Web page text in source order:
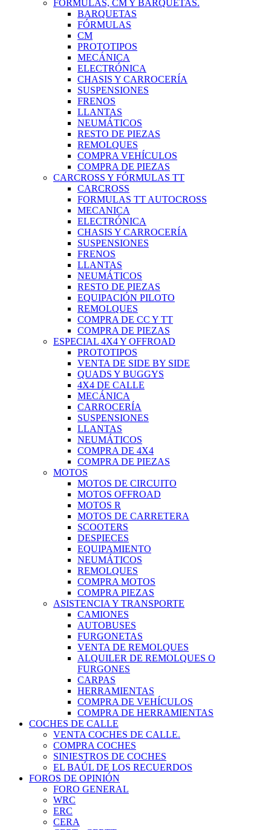
FÓRMULAS, CM Y BARQUETAS.
BARQUETAS
FÓRMULAS
CM
PROTOTIPOS
MECÁNICA
ELECTRÓNICA
CHASIS Y CARROCERÍA
SUSPENSIONES
FRENOS
LLANTAS
NEUMÁTICOS
RESTO DE PIEZAS
REMOLQUES
COMPRA VEHÍCULOS
COMPRA DE PIEZAS
CARCROSS Y FÓRMULAS TT
CARCROSS
FORMULAS TT AUTOCROSS
MECANICA
ELECTRÓNICA
CHASIS Y CARROCERÍA
SUSPENSIONES
FRENOS
LLANTAS
NEUMÁTICOS
RESTO DE PIEZAS
EQUIPACIÓN PILOTO
REMOLQUES
COMPRA DE CC Y TT
COMPRA DE PIEZAS
ESPECIAL 4X4 Y OFFROAD
PROTOTIPOS
VENTA DE SIDE BY SIDE
QUADS Y BUGGYS
4X4 DE CALLE
MECÁNICA
CARROCERÍA
SUSPENSIONES
LLANTAS
NEUMÁTICOS
COMPRA DE 4X4
COMPRA DE PIEZAS
MOTOS
MOTOS DE CIRCUITO
MOTOS OFFROAD
MOTOS R
MOTOS DE CARRETERA
SCOOTERS
DESPIECES
EQUIPAMIENTO
NEUMÁTICOS
REMOLQUES
COMPRA MOTOS
COMPRA PIEZAS
ASISTENCIA Y TRANSPORTE
CAMIONES
AUTOBUSES
FURGONETAS
VENTA DE REMOLQUES
ALQUILER DE REMOLQUES O
FURGONES
CARPAS
HERRAMIENTAS
COMPRA DE VEHÍCULOS
COMPRA DE HERRAMIENTAS
COCHES DE CALLE
VENTA COCHES DE CALLE.
COMPRA COCHES
SINIESTROS DE COCHES
EL BAÚL DE LOS RECUERDOS
FOROS DE OPINIÓN
FORO GENERAL
WRC
ERC
CERA